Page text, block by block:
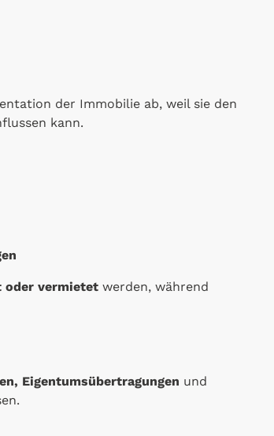
der Immobilie ab, weil sie den
kann.
oder vermietet werden, während
Eigentumsübertragungen und